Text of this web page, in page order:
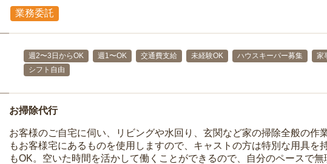
業務委託
週2〜3日からOK 週1〜OK 交通費支給 未経験OK ハウスキーパー募集 家
シフト自由
お掃除代行
お客様のご自宅に伺い、リビングや水回り、玄関など家の掃除全般の作
もお客様宅にあるものを使用しますので、キャストの方は特別な用具を
もOK。空いた時間を活かして働くことができるので、自分のペースで